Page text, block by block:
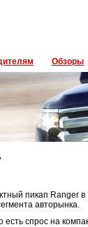
Обзоры
пикап Ranger
авторынка.
есть спрос на